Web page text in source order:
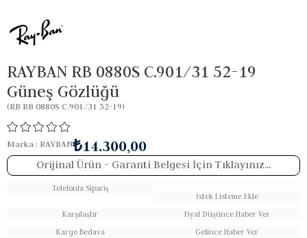
RAYBAN RB 0880S C.901/31 52-19
Güneş Gözlüğü
(RB RB 0880S C.901/31 52-19)
Marka : RAYBAN₺14.300,00
Orijinal Ürün - Garanti Belgesi İçin Tıklayınız...
Telefonla Sipariş
İstek Listeme Ekle
Karşılaştır
Fiyat Düşünce Haber Ver
Kargo Bedava
Gelince Haber Ver